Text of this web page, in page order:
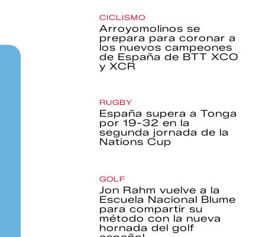
CICLISMO
Arroyomolinos se
prepara para coronar a
los nuevos campeones
de España de BTT XCO
y XCR
RUGBY
España supera a Tonga
por 19-32 en la
segunda jornada de la
Nations Cup
GOLF
Jon Rahm vuelve a la
Escuela Nacional Blume
para compartir su
método con la nueva
hornada del golf